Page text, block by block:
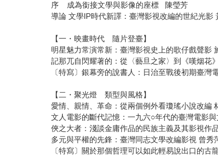
序 成為銜接文學與影像的座標 陳瑩芳
導論 文學IP時代新譯：臺灣影視改編的世紀光影
【一・映畫時代 隨片登臺】
明星魅力常演常新：臺灣影視史上的歌仔戲聲影
記那兀自閃耀著的：從〈藝旦之家〉到《嘆烟花
〔特寫〕銀幕旁的說書人：日治至戰後初期臺灣
【二・聚光燈 類型與風格】
愛情、親情、革命：從兩個例外看瓊瑤小說改編
文人電影的斷代記憶：一九六○年代的臺灣電影
俠之大者：淺談金庸作品的民族主義及其影視作
多元與平權的先鋒：臺灣同志文學改編影視 曾秀
〔特寫〕關於那個哲理可以如此輕易說出口的古